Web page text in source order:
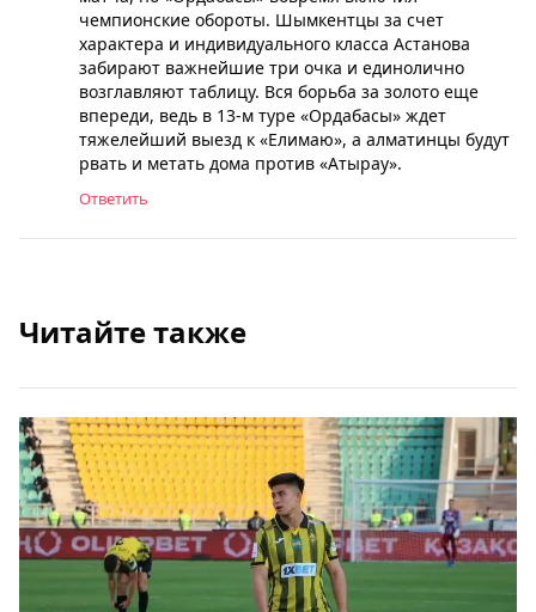
чемпионские обороты. Шымкентцы за счет
характера и индивидуального класса Астанова
забирают важнейшие три очка и единолично
возглавляют таблицу. Вся борьба за золото еще
впереди, ведь в 13-м туре «Ордабасы» ждет
тяжелейший выезд к «Елимаю», а алматинцы будут
рвать и метать дома против «Атырау».
Ответить
Читайте также